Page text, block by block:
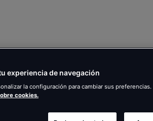
experiencia de navegación
la configuración para cambiar sus
cookies.